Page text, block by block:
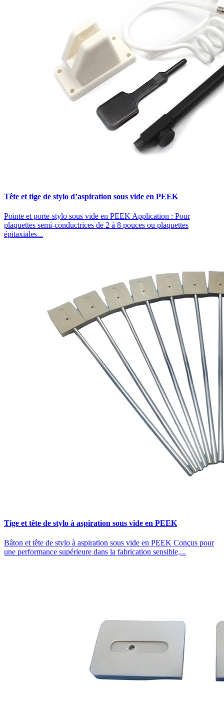
Tête et tige de stylo d’aspiration sous vide en PEEK
Pointe et porte-stylo sous vide en PEEK Application : Pour
plaquettes semi-conductrices de 2 à 8 pouces ou plaquettes
épitaxiales...
Tige et tête de stylo à aspiration sous vide en PEEK
Bâton et tête de stylo à aspiration sous vide en PEEK Conçus pour
une performance supérieure dans la fabrication sensible,...